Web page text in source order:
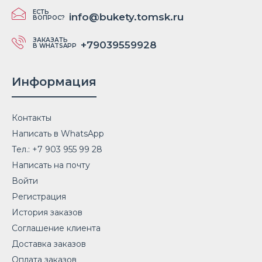
ЕСТЬ
ВОПРОС? info@bukety.tomsk.ru
ЗАКАЗАТЬ
В WHATSAPP +79039559928
Информация
Контакты
Написать в WhatsApp
Тел.: +7 903 955 99 28
Написать на почту
Войти
Регистрация
История заказов
Соглашение клиента
Доставка заказов
Оплата заказов